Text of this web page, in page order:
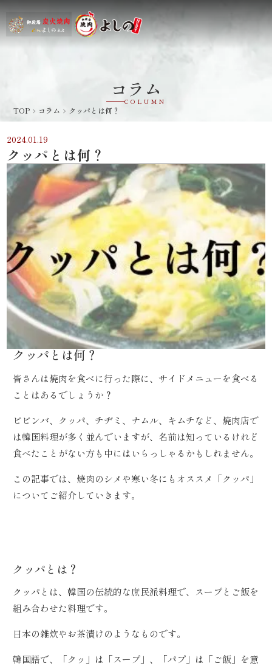
コラム
COLUMN
TOP navigate_next コラム navigate_next クッパとは何？
2024.01.19
クッパとは何？
クッパとは何？
皆さんは焼肉を食べに行った際に、サイドメニューを食べる
ことはあるでしょうか？
ビビンバ、クッパ、チヂミ、ナムル、キムチなど、焼肉店で
は韓国料理が多く並んでいますが、名前は知っているけれど
食べたことがない方も中にはいらっしゃるかもしれません。
この記事では、焼肉のシメや寒い冬にもオススメ「クッパ」
についてご紹介していきます。
クッパとは？
クッパとは、韓国の伝統的な庶民派料理で、スープとご飯を
組み合わせた料理です。
日本の雑炊やお茶漬けのようなものです。
韓国語で、「クッ」は「スープ」、「パプ」は「ご飯」を意